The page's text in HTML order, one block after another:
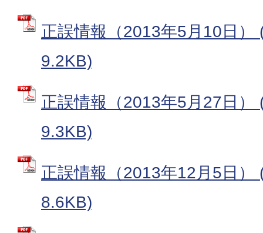
正誤情報（2013年5月10日）
9.2KB)
正誤情報（2013年5月27日）
9.3KB)
正誤情報（2013年12月5日）
8.6KB)